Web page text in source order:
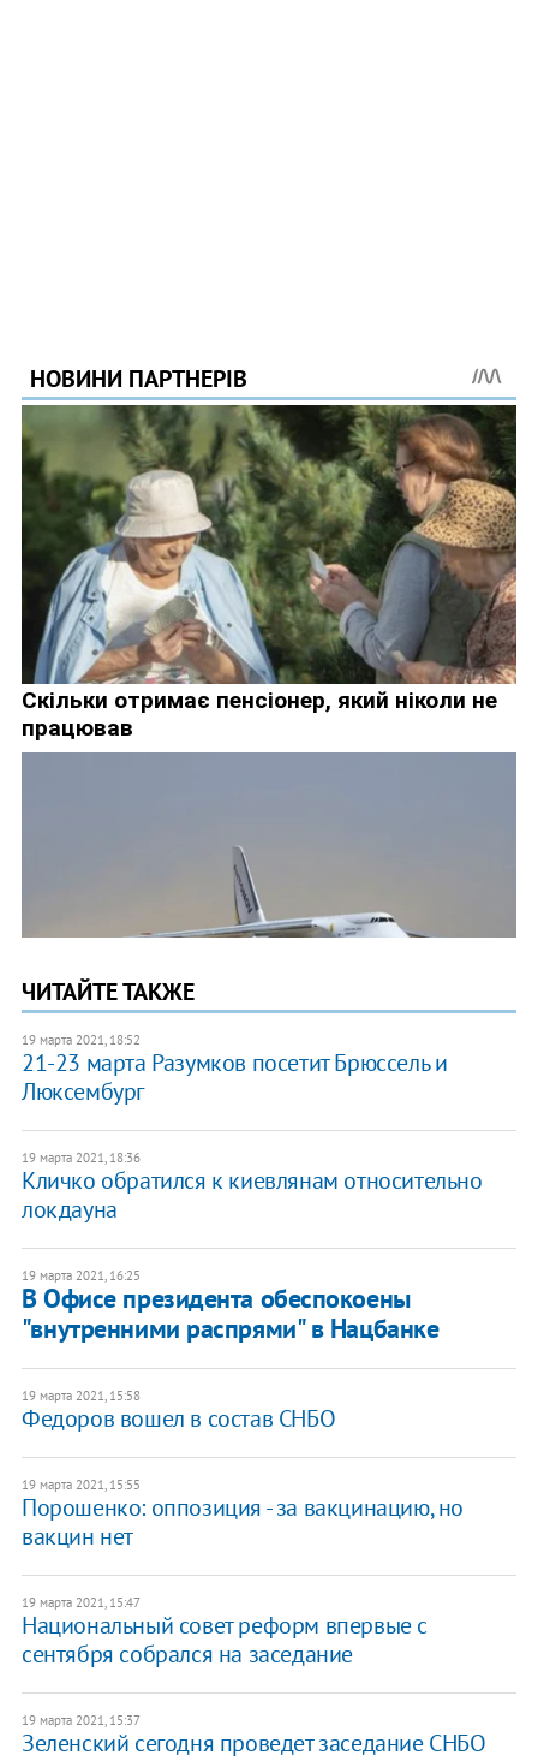
ЧИТАЙТЕ ТАКЖЕ
19 марта 2021, 18:52
21-23 марта Разумков посетит Брюссель и
Люксембург
19 марта 2021, 18:36
Кличко обратился к киевлянам относительно
локдауна
19 марта 2021, 16:25
В Офисе президента обеспокоены
"внутренними распрями" в Нацбанке
19 марта 2021, 15:58
Федоров вошел в состав СНБО
19 марта 2021, 15:55
Порошенко: оппозиция - за вакцинацию, но
вакцин нет
19 марта 2021, 15:47
​Национальный совет реформ впервые с
сентября собрался на заседание
19 марта 2021, 15:37
Зеленский сегодня проведет заседание СНБО